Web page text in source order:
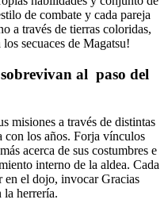
de combate y cada pareja
a través de tierras coloridas,
secuaces de Magatsu!
al paso del
misiones a través de distintas
con los años. Forja vínculos
acerca de sus costumbres e
interno de la aldea. Cada
en el dojo, invocar Gracias
la herrería.